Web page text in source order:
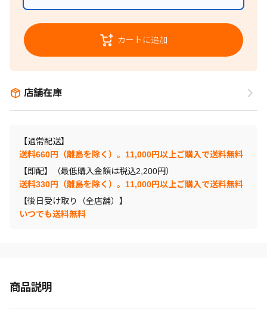
カートに追加
店舗在庫
【通常配送】
送料660円（離島を除く）。11,000円以上ご購入で送料無料
【即配】（最低購入金額は税込2,200円）
送料330円（離島を除く）。11,000円以上ご購入で送料無料
【後日受け取り（全店舗）】
いつでも送料無料
商品説明